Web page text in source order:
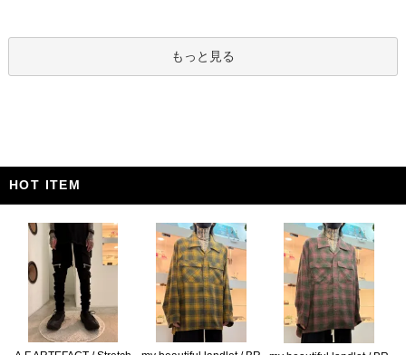
もっと見る
HOT ITEM